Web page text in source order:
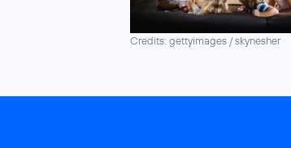
Credits: gettyimages / skynesher